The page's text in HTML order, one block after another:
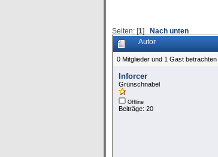
Seiten: [1] Nach unten
Autor
0 Mitglieder und 1 Gast betrachten
Inforcer
Grünschnabel
Offline
Beiträge: 20